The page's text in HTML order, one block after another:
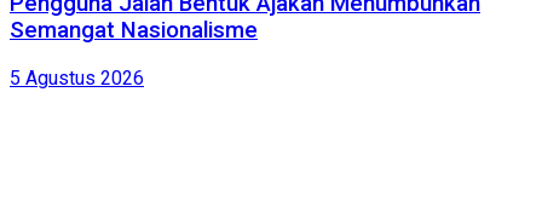
Semangat Nasionalisme
5 Agustus 2026